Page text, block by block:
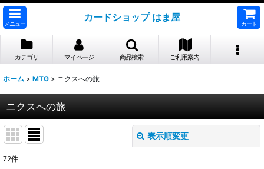
メニュー
カードショップ はま屋
カート
カテゴリ マイページ 商品検索 ご利用案内
ホーム > MTG > ニクスへの旅
ニクスへの旅
表示順変更
72件